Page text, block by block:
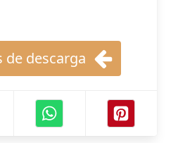
de descarga